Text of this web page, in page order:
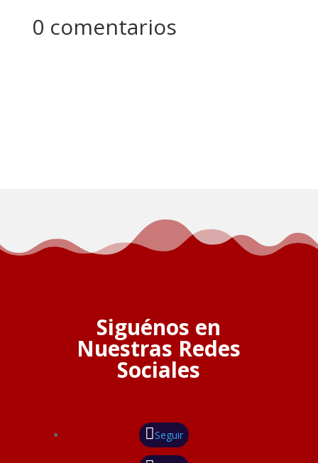
0 comentarios
Siguénos en
Nuestras Redes
Sociales
Seguir